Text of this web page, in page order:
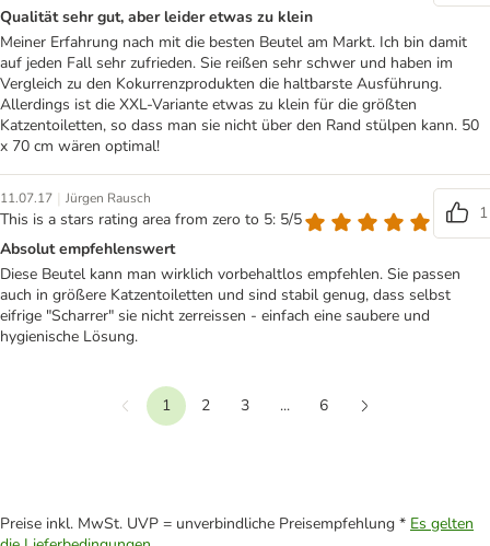
Qualität sehr gut, aber leider etwas zu klein
Meiner Erfahrung nach mit die besten Beutel am Markt. Ich bin damit
auf jeden Fall sehr zufrieden. Sie reißen sehr schwer und haben im
Vergleich zu den Kokurrenzprodukten die haltbarste Ausführung.
Allerdings ist die XXL-Variante etwas zu klein für die größten
Katzentoiletten, so dass man sie nicht über den Rand stülpen kann. 50
x 70 cm wären optimal!
11.07.17 | Jürgen Rausch
This is a stars rating area from zero to 5: 5/5
1
Absolut empfehlenswert
Diese Beutel kann man wirklich vorbehaltlos empfehlen. Sie passen
auch in größere Katzentoiletten und sind stabil genug, dass selbst
eifrige "Scharrer" sie nicht zerreissen - einfach eine saubere und
hygienische Lösung.
Vorherige
1 2 3 ...
6
Preise inkl. MwSt. UVP = unverbindliche Preisempfehlung * Es gelten